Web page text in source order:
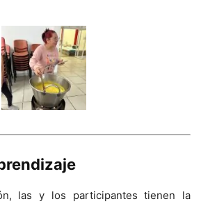
las y los participantes tienen la